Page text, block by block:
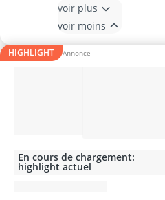
voir plus
voir moins
HIGHLIGHT
En cours de chargement:
highlight actuel